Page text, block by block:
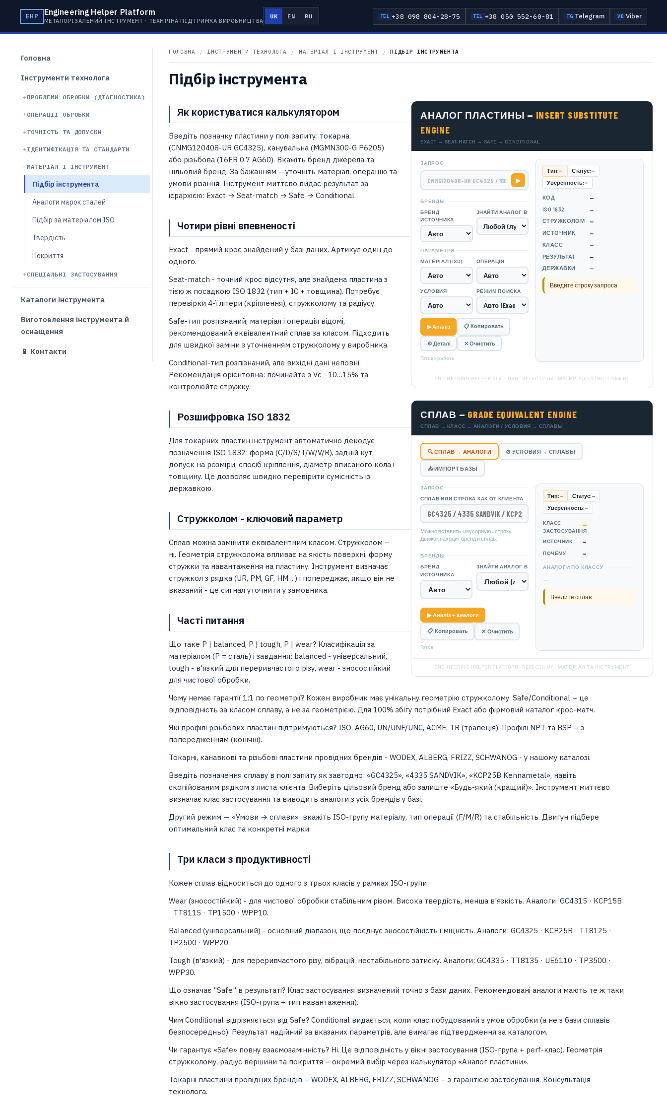
EHP Engineering Helper Platform
МЕТАЛОРІЗАЛЬНИЙ ІНСТРУМЕНТ · ТЕХНІЧНА ПІДТРИМКА ВИРОБНИЦТВА
UK EN RU TEL +38 098 804-28-75 TEL +38 050 552-60-81 TG Telegram VB Viber
Головна
Інструменти технолога
ПРОБЛЕМИ ОБРОБКИ (ДІАГНОСТИКА)
ОПЕРАЦІЇ ОБРОБКИ
ТОЧНІСТЬ ТА ДОПУСКИ
ІДЕНТИФІКАЦІЯ ТА СТАНДАРТИ
МАТЕРІАЛ І ІНСТРУМЕНТ
Підбір інструмента
Аналоги марок сталей
Підбір за матеріалом ISO
Твердість
Покриття
СПЕЦІАЛЬНІ ЗАСТОСУВАННЯ
Каталоги інструмента
Виготовлення інструмента й
оснащення
📱 Контакти
ГОЛОВНА / ІНСТРУМЕНТИ ТЕХНОЛОГА / МАТЕРІАЛ І ІНСТРУМЕНТ / ПІДБІР ІНСТРУМЕНТА
Підбір інструмента
АНАЛОГ ПЛАСТИНЫ — INSERT SUBSTITUTE
ENGINE
EXACT → SEAT-MATCH → SAFE → CONDITIONAL
ЗАПРОС
▶
БРЕНДЫ
БРЕНД
ИСТОЧНИКА
ЗНАЙТИ АНАЛОГ В
ПАРАМЕТРИ
МАТЕРІАЛ (ISO)
ОПЕРАЦІЯ
УСЛОВИЯ РЕЖИМ ПОИСКА
▶ Аналіз 📋 Копировать
⚙ Деталі ✕ Очистить
Готов к работе
Тип:— Статус:—
Уверенность:—
КОД —
ISO 1832 —
СТРУЖКОЛОМ —
ИСТОЧНИК —
КЛАСС —
РЕЗУЛЬТАТ —
ДЕРЖАВКИ —
Введите строку запроса
ENGINEERING HELPER PLATFORM · REZEC.IN.UA · МАТЕРІАЛ ТА ІНСТРУМЕНТ
СПЛАВ — GRADE EQUIVALENT ENGINE
СПЛАВ → КЛАСС → АНАЛОГИ / УСЛОВИЯ → СПЛАВЫ
🔍 СПЛАВ → АНАЛОГИ ⚙ УСЛОВИЯ → СПЛАВЫ
📥 ИМПОРТ БАЗЫ
ЗАПРОС
СПЛАВ ИЛИ СТРОКА КАК ОТ КЛИЕНТА
Можно вставить «мусорную» строку.
Движок находит бренд и сплав.
БРЕНДЫ
БРЕНД
ИСТОЧНИКА
ЗНАЙТИ АНАЛОГ В
▶ Аналіз + аналоги
📋 Копировать ✕ Очистить
Готов
Тип:— Статус:—
Уверенность:—
КЛАСС
ЗАСТОСУВАННЯ
—
ИСТОЧНИК —
ПОЧЕМУ —
АНАЛОГИ ПО КЛАССУ
—
Введите сплав
ENGINEERING HELPER PLATFORM · REZEC.IN.UA · МАТЕРІАЛ ТА ІНСТРУМЕНТ
Як користуватися калькулятором
Введіть позначку пластини у полі запиту: токарна
(CNMG120408-UR GC4325), канувальна (MGMN300-G P6205)
або різьбова (16ER 0.7 AG60). Вкажіть бренд джерела та
цільовий бренд. За бажанням – уточніть матеріал, операцію та
умови різання. Інструмент миттєво видає результат за
ієрархією: Exact → Seat-match → Safe → Conditional.
Чотири рівні впевненості
Exact - прямий крос знайдений у базі даних. Артикул один до
одного.
Seat-match - точний крос відсутня, але знайдена пластина з
тією ж посадкою ISO 1832 (тип + IC + товщина). Потребує
перевірки 4-ї літери (кріплення), стружколому та радіусу.
Safe-тип розпізнаний, матеріал і операція відомі,
рекомендований еквівалентний сплав за класом. Підходить
для швидкої заміни з уточненням стружколому у виробника.
Conditional-тип розпізнаний, але вихідні дані неповні.
Рекомендація орієнтовна: починайте з Vc −10…15% та
контролюйте стружку.
Розшифровка ISO 1832
Для токарних пластин інструмент автоматично декодує
позначення ISO 1832: форма (C/D/S/T/W/V/R), задній кут,
допуск на розміри, спосіб кріплення, діаметр вписаного кола і
товщину. Це дозволяє швидко перевірити сумісність із
державкою.
Стружколом - ключовий параметр
Сплав можна замінити еквівалентним класом. Стружколом –
ні. Геометрія стружколома впливає на якість поверхні, форму
стружки та навантаження на пластину. Інструмент визначає
стружкол з рядка (UR, PM, GF, HM ...) і попереджає, якщо він не
вказаний - це сигнал уточнити у замовника.
Часті питання
Що таке P | balanced, P | tough, P | wear? Класифікація за
матеріалом (P = сталь) і завдання: balanced - універсальний,
tough - в'язкий для переривчастого різу, wear - зносостійкий
для чистової обробки.
Чому немає гарантії 1:1 по геометрії? Кожен виробник має унікальну геометрію стружколому. Safe/Conditional – це
відповідність за класом сплаву, а не за геометрією. Для 100% збігу потрібний Exact або фірмовий каталог крос-матч.
Які профілі різьбових пластин підтримуються? ISO, AG60, UN/UNF/UNC, ACME, TR (трапеція). Профілі NPT та BSP – з
попередженням (конічні).
Токарні, канавкові та різьбові пластини провідних брендів - WODEX, ALBERG, FRIZZ, SCHWANOG - у нашому каталозі.
Введіть позначення сплаву в полі запиту як завгодно: «GC4325», «4335 SANDVIK», «KCP25B Kennametal», навіть
скопійованим рядком з листа клієнта. Виберіть цільовий бренд або залиште «Будь-який (кращий)». Інструмент миттєво
визначає клас застосування та виводить аналоги з усіх брендів у базі.
Другий режим — «Умови → сплави»: вкажіть ISO-групу матеріалу, тип операції (F/M/R) та стабільність. Двигун підбере
оптимальний клас та конкретні марки.
Три класи з продуктивності
Кожен сплав відноситься до одного з трьох класів у рамках ISO-групи:
Wear (зносостійкий) - для чистової обробки стабільним різом. Висока твердість, менша в'язкість. Аналоги: GC4315 · KCP15B
· TT8115 · TP1500 · WPP10.
Balanced (універсальний) - основний діапазон, що поєднує зносостійкість і міцність. Аналоги: GC4325 · KCP25B · TT8125 ·
TP2500 · WPP20.
Tough (в'язкий) - для переривчастого різу, вібрацій, нестабільного затиску. Аналоги: GC4335 · TT8135 · UE6110 · TP3500 ·
WPP30.
Що означає "Safe" в результаті? Клас застосування визначений точно з бази даних. Рекомендовані аналоги мають те ж таки
вікно застосування (ISO-група + тип навантаження).
Чим Conditional відрізняється від Safe? Conditional видається, коли клас побудований з умов обробки (а не з бази сплавів
безпосередньо). Результат надійний за вказаних параметрів, але вимагає підтвердження за каталогом.
Чи гарантує «Safe» повну взаємозамінність? Ні. Це відповідність у вікні застосування (ISO-група + perf-клас). Геометрія
стружколому, радіус вершини та покриття – окремий вибір через калькулятор «Аналог пластини».
Токарні пластини провідних брендів – WODEX, ALBERG, FRIZZ, SCHWANOG – з гарантією застосування. Консультація
технолога.